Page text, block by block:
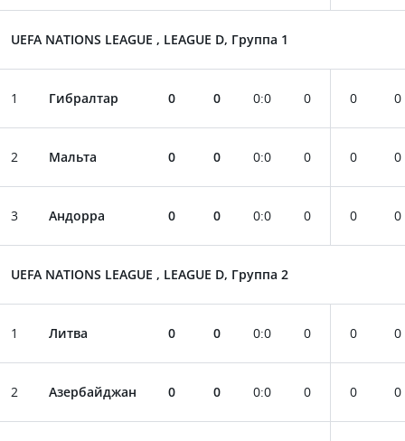
UEFA NATIONS LEAGUE , LEAGUE D, Группа 1
1 Гибралтар 0 0 0:0 0 0 0
2 Мальта 0 0 0:0 0 0 0
3 Андорра 0 0 0:0 0 0 0
UEFA NATIONS LEAGUE , LEAGUE D, Группа 2
1 Литва 0 0 0:0 0 0 0
2 Азербайджан 0 0 0:0 0 0 0